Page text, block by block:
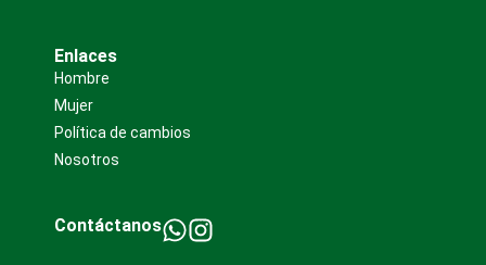
Enlaces
Hombre
Mujer
Política de cambios
Nosotros
Contáctanos